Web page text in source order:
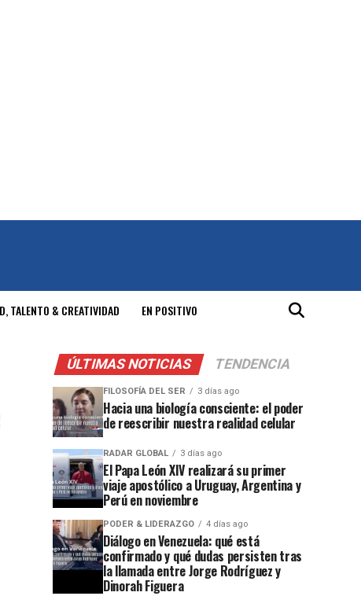
TALENTO & CREATIVIDAD EN POSITIVO
ÚLTIMAS NOTICIAS TENDENCIA
FILOSOFÍA DEL SER 3 días ago
Hacia una biología consciente: el poder
de reescribir nuestra realidad celular
RADAR GLOBAL 3 días ago
El Papa León XIV realizará su primer
viaje apostólico a Uruguay, Argentina y
Perú en noviembre
PODER & LIDERAZGO 4 días ago
Diálogo en Venezuela: qué está
confirmado y qué dudas persisten tras
la llamada entre Jorge Rodríguez y
Dinorah Figuera